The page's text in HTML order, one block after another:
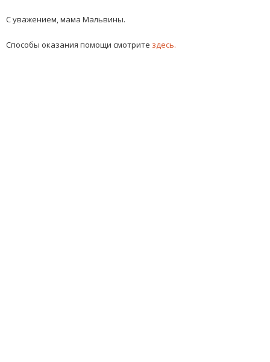
С уважением, мама Мальвины.
Способы оказания помощи смотрите здесь.